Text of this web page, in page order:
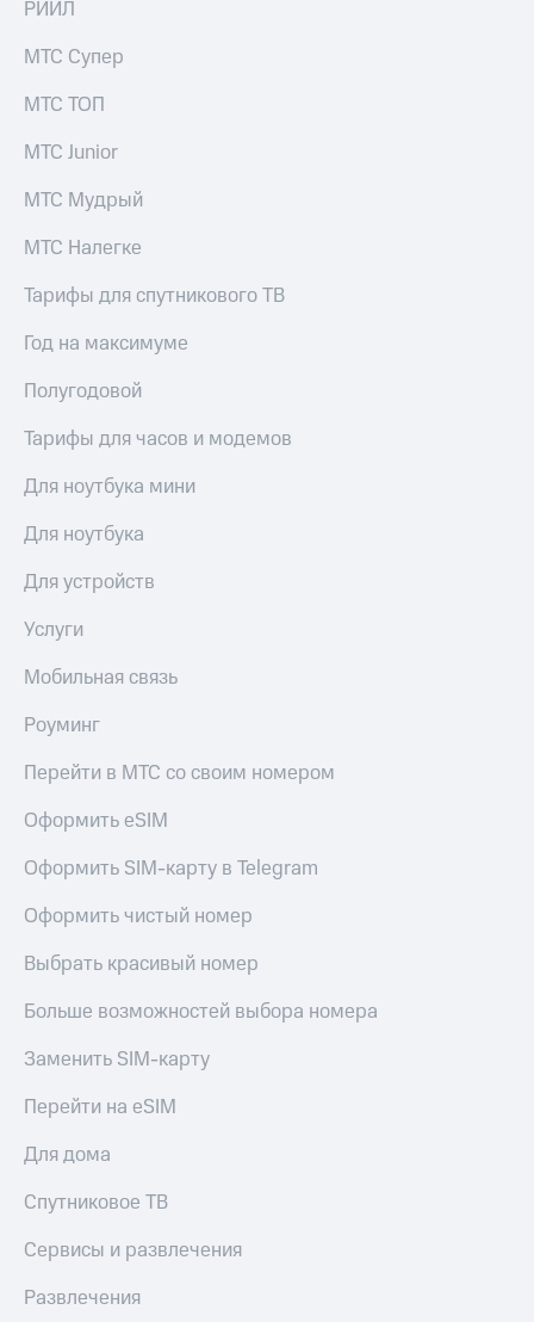
Приложения
Музыка
КИОН
Строки
Гудок
Мой
МТС
приложения
Инвестиции
Получайте
онлайн
полисов
С картой
МТС
Деньги
МТС
Накопления
Откладывайте
и получайте
Платежи
переводы
Пополнить
МТС
Настройки
автоплатежа
Пополнить
другого
полисов
онлайн
Скидка 30%
на связь
С картой
Деньги
Накопления
Откладывайте
и получайте
Акции
пополнения
Скидка
30%
на связь
Тарифы
дешевле
при оплате
Обзоры
до 40%
на смартфоны
покупке
МТС
РИИЛ
МТС Супер
МТС ТОП
МТС Junior
МТС Мудрый
МТС Налегке
Тарифы для спутникового ТВ
Год на максимуме
Полугодовой
Тарифы для часов и модемов
Для ноутбука мини
Для ноутбука
Для устройств
Услуги
Мобильная связь
Роуминг
Перейти в МТС со своим номером
Оформить eSIM
Оформить SIM-карту в Telegram
Оформить чистый номер
Выбрать красивый номер
Больше возможностей выбора номера
Заменить SIM-карту
Перейти на eSIM
Для дома
Спутниковое ТВ
Сервисы и развлечения
Развлечения